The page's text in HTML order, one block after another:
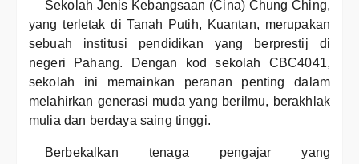
Sekolah Jenis Kebangsaan (Cina) Chung Ching,
yang terletak di Tanah Putih, Kuantan, merupakan
sebuah institusi pendidikan yang berprestij di
negeri Pahang. Dengan kod sekolah CBC4041,
sekolah ini memainkan peranan penting dalam
melahirkan generasi muda yang berilmu, berakhlak
mulia dan berdaya saing tinggi.
Berbekalkan tenaga pengajar yang